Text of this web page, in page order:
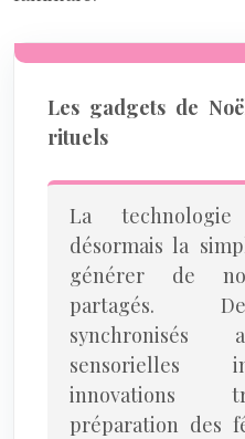
Les gadgets de
rituels
La
désormais la
générer de
partagés.
synchronisés
sensorielles
innovations
préparation des